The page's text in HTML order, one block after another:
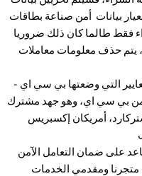
بيانات أمن صناعة بطاقات
فقط طالما كان ذلك ضروريا
يتم حذف معلومات معاملات
التي وضعتها بي سي اي -
بي سي اي، وهو جهد مشترك
أمريكان إكسبريس
على ضمان التعامل الآمن